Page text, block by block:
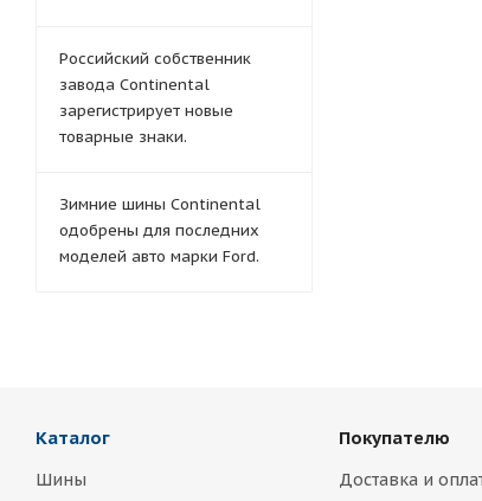
Российский собственник
завода Continental
зарегистрирует новые
товарные знаки.
Зимние шины Continental
одобрены для последних
моделей авто марки Ford.
Каталог
Шины
Покупателю
Доставка и